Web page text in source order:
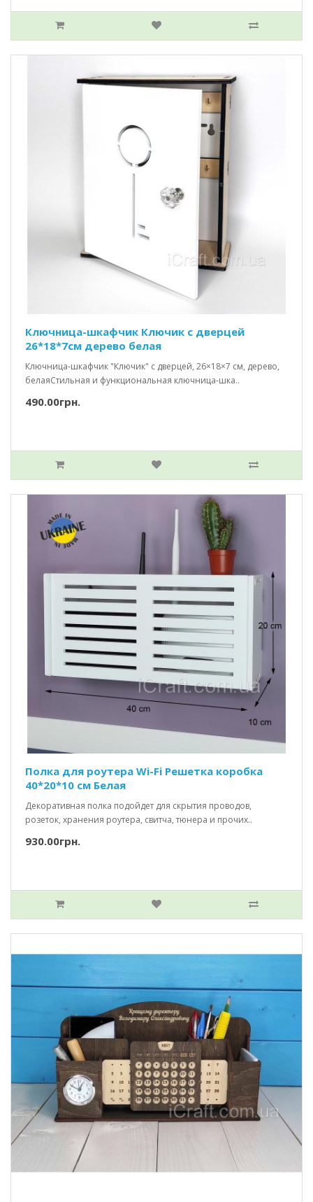
Ключница-шкафчик Ключик c дверцей
26*18*7см дерево белая
Ключница-шкафчик "Ключик" с дверцей, 26×18×7 см, дерево,
белаяСтильная и функциональная ключница-шка..
490.00грн.
Полка для роутера Wi-Fi Решетка коробка
40*20*10 см Белая
Декоративная полка подойдет для скрытия проводов,
розеток, хранения роутера, свитча, тюнера и прочих..
930.00грн.